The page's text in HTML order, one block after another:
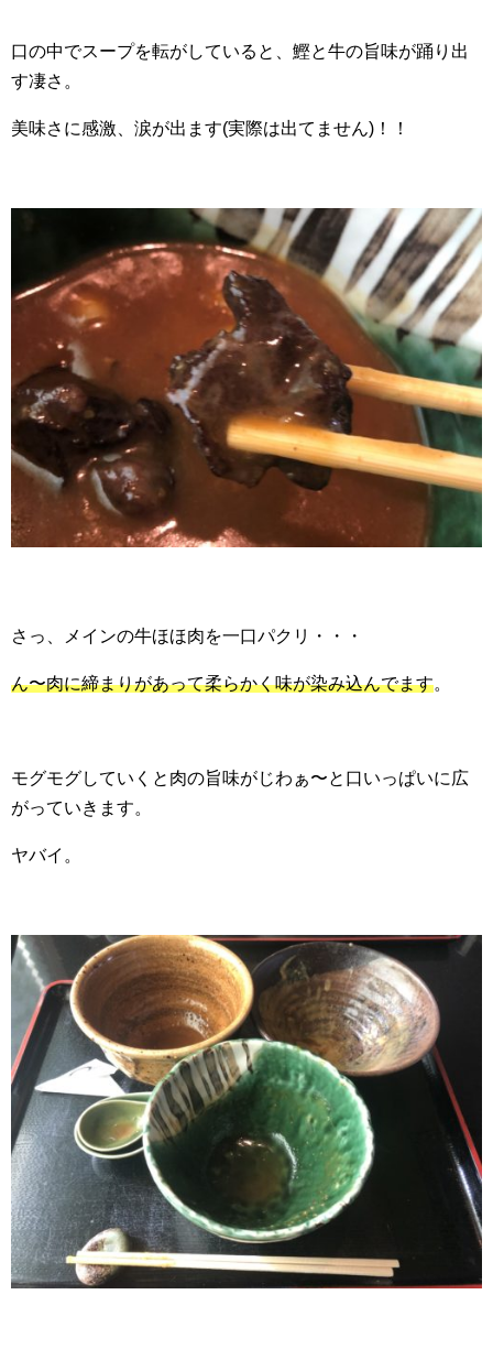
口の中でスープを転がしていると、鰹と牛の旨味が踊り出
す凄さ。
美味さに感激、涙が出ます(実際は出てません)！！
さっ、メインの牛ほほ肉を一口パクリ・・・
ん〜肉に締まりがあって柔らかく味が染み込んでます。
モグモグしていくと肉の旨味がじわぁ〜と口いっぱいに広
がっていきます。
ヤバイ。